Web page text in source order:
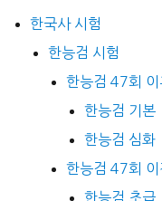
한국사 시험
한능검 시험
한능검 47회 이
한능검 기본
한능검 심화
한능검 47회 이
한능검 초급